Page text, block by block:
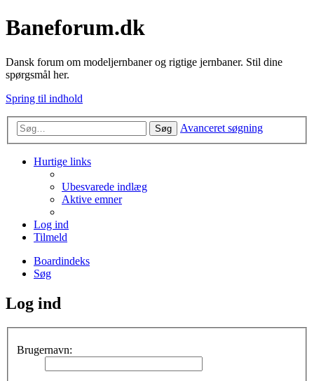
Baneforum.dk
Dansk forum om modeljernbaner og rigtige jernbaner. Stil dine
spørgsmål her.
Spring til indhold
Søg Avanceret søgning
Hurtige links
Ubesvarede indlæg
Aktive emner
Log ind
Tilmeld
Boardindeks
Søg
Log ind
Brugernavn: